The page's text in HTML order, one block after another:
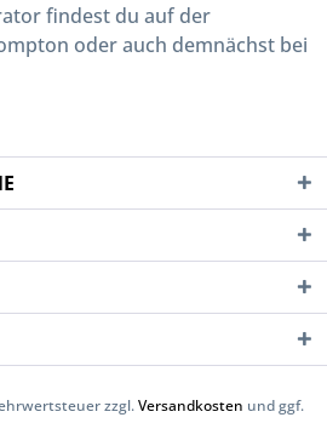
findest du auf der
oder auch demnächst bei
zzgl.Versandkosten und ggf.